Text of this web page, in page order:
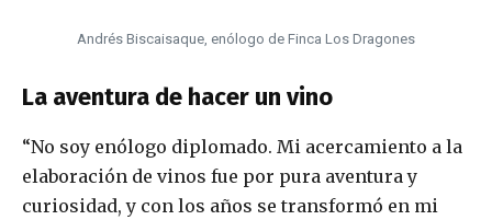
Andrés Biscaisaque, enólogo de Finca Los Dragones
La aventura de hacer un vino
“No soy enólogo diplomado. Mi acercamiento a la
elaboración de vinos fue por pura aventura y
curiosidad, y con los años se transformó en mi